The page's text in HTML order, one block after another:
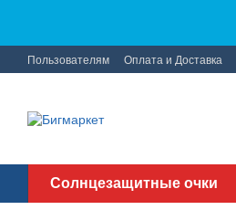
Пользователям Оплата и Доставка
Солнцезащитные очки